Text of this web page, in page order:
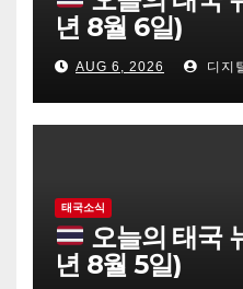
년 8월 6일)
AUG 6, 2026 디지
태국소식
오늘의 태국
년 8월 5일)